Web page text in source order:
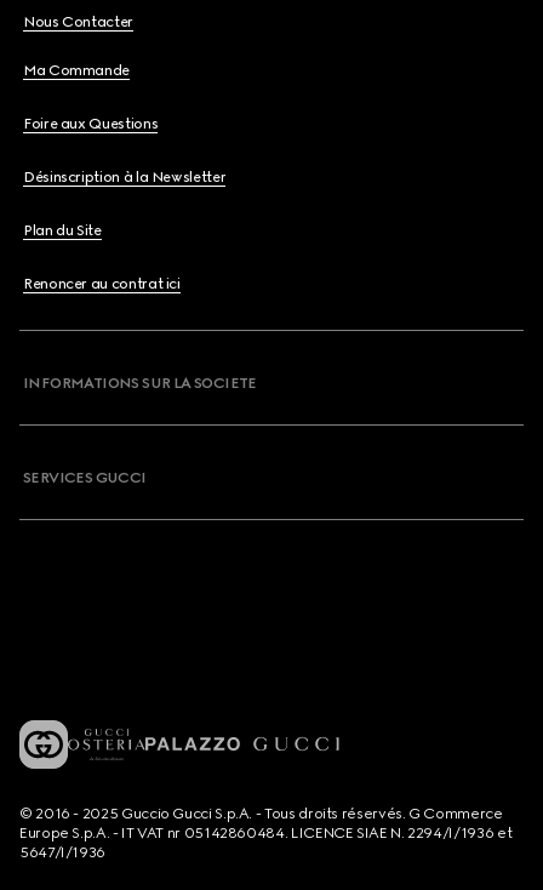
Nous Contacter
Ma Commande
Foire aux Questions
Désinscription à la Newsletter
Plan du Site
Renoncer au contrat ici
INFORMATIONS SUR LA SOCIETE
SERVICES GUCCI
© 2016 - 2025 Guccio Gucci S.p.A. - Tous droits réservés. G Commerce
Europe S.p.A. - IT VAT nr 05142860484. LICENCE SIAE N. 2294/I/1936 et
5647/I/1936